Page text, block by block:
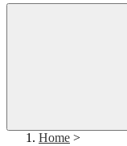
Home >